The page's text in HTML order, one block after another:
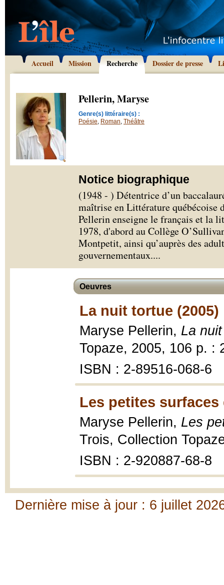
Accueil Mission Recherche Dossier de presse
Pellerin, Maryse
Genre(s) littéraire(s) :
Poésie, Roman, Théâtre
Notice biographique
(1948 - ) Détentrice d’un
maîtrise en Littérature québécoise
Pellerin enseigne le français et la
1978, d'abord au Collège
Montpetit, ainsi qu’auprès des
gouvernementaux....
Oeuvres
La nuit tortue (2005)
Maryse Pellerin, La
Topaze, 2005, 106 p. :
ISBN : 2-89516-068-6
Les petites surfaces
Maryse Pellerin, Les
Trois, Collection
ISBN : 2-920887-68-8
Dernière mise à jour : 6 juillet